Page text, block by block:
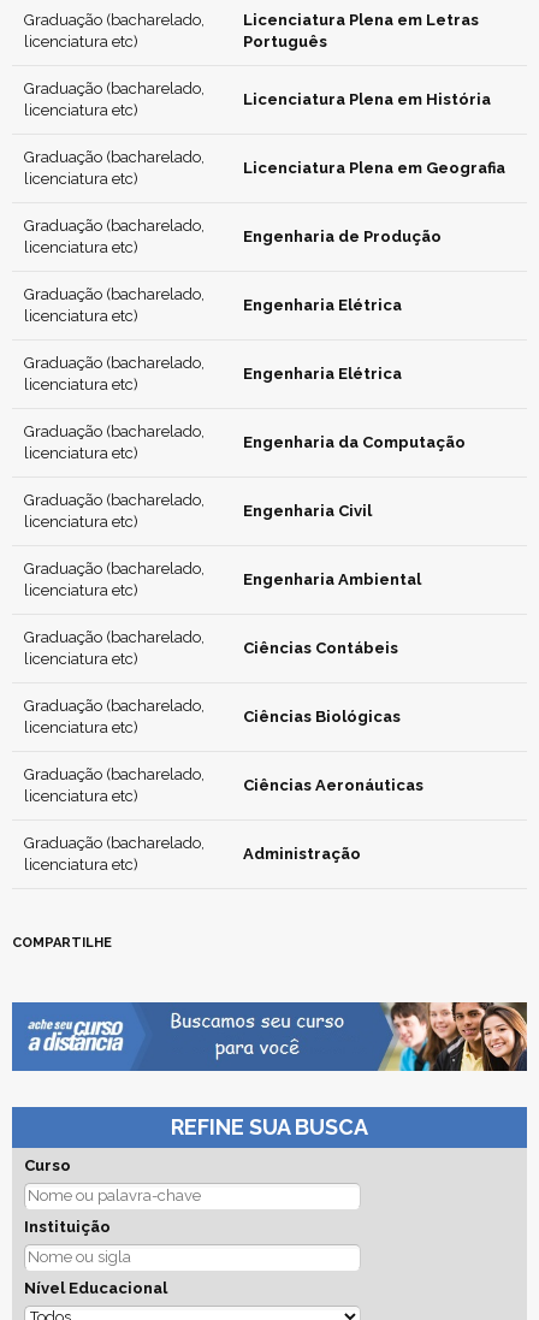
Graduação (bacharelado,
licenciatura etc)
Licenciatura Plena em Letras
Português
Graduação (bacharelado,
licenciatura etc)
Licenciatura Plena em História
Graduação (bacharelado,
licenciatura etc)
Licenciatura Plena em Geografia
Graduação (bacharelado,
licenciatura etc)
Engenharia de Produção
Graduação (bacharelado,
licenciatura etc)
Engenharia Elétrica
Graduação (bacharelado,
licenciatura etc)
Engenharia Elétrica
Graduação (bacharelado,
licenciatura etc)
Engenharia da Computação
Graduação (bacharelado,
licenciatura etc)
Engenharia Civil
Graduação (bacharelado,
licenciatura etc)
Engenharia Ambiental
Graduação (bacharelado,
licenciatura etc)
Ciências Contábeis
Graduação (bacharelado,
licenciatura etc)
Ciências Biológicas
Graduação (bacharelado,
licenciatura etc)
Ciências Aeronáuticas
Graduação (bacharelado,
licenciatura etc)
Administração
COMPARTILHE
REFINE SUA BUSCA
Curso
Instituição
Nível Educacional